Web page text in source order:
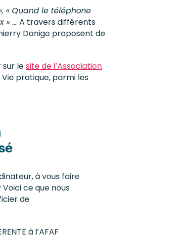
« Quand le téléphone
» … A travers différents
Danigo proposent de
sur lesite de l’Association
pratique, parmi les
à vous faire
ce que nous
de
à l’AFAF